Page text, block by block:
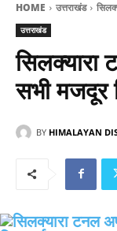
HOME उत्तराखंड
उत्तराखंड
सिलक्यारा
सभी मजदूर
BY HIMALAYAN